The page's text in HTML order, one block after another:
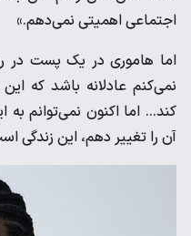
اجتماعی اهمیتی نمی‌دهم.»
اما هاموری در یک پست در
نمی‌کنم عادلانه باشد که
کند... اما اکنون نمی‌توانم
آن را تغییر دهم، این زندگی